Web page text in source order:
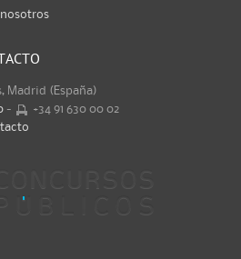
Madrid (España)
-
+34 91 630 00 02